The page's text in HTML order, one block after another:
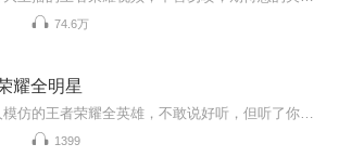
74.6万
耀全明星
1399